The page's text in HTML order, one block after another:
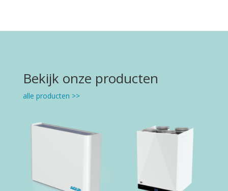
Bekijk onze producten
alle producten >>